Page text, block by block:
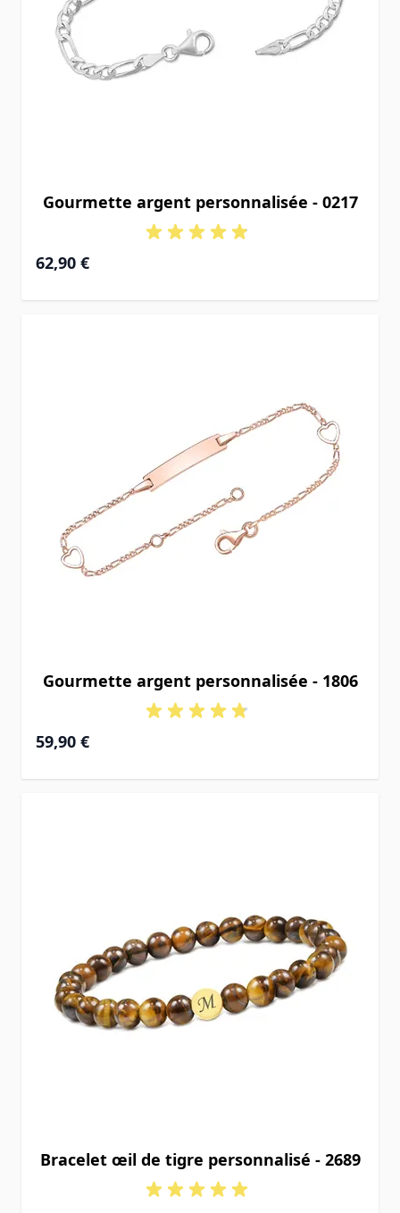
Gourmette argent personnalisée - 0217
À partir de
62,90 €
Gourmette argent personnalisée - 1806
À partir de
59,90 €
Bracelet œil de tigre personnalisé - 2689